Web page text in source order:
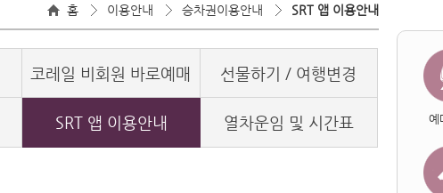
홈 이용안내 승차권이용안내 SRT 앱 이용안내
코레일 비회원 바로예매 선물하기 / 여행변경
SRT 앱 이용안내 열차운임 및 시간표 예